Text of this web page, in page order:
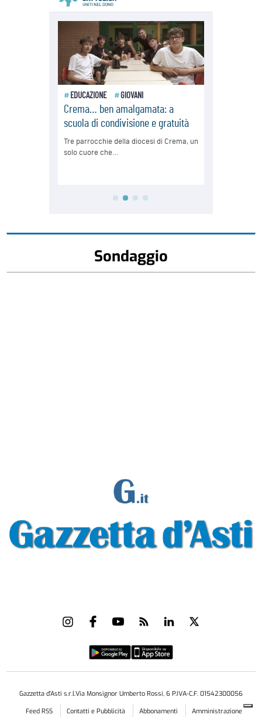
Sondaggio
Gazzetta d'Asti s.r.l.Via Monsignor Umberto Rossi, 6 P.IVA-C.F. 01542300056
Feed RSS
Contatti e Pubblicità Abbonamenti Amministrazione